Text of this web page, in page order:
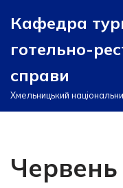
Перейти
до
вмісту
Кафедра
готельно-
справи
Хмельницький